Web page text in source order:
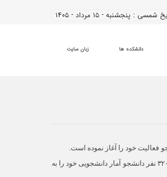
شمسی : پنجشنبه - ۱۵ مرداد - ۱۴۰۵
دانشکده ها زبان سایت
در سال تحصیلی ۱۳۸۸ با اضافه شدن دو رشته دیگر به رشته‌های فوق با عنوان‌های مهندسی اقتصاد کشاورزی مقطع کارشناسی و مهندسی منابع طبیعی – محیط زیست مقطع کارشناسی ناپیوسته و تعداد ۳۲۰ نفر دانشجو آمار دانشجویی خود را به